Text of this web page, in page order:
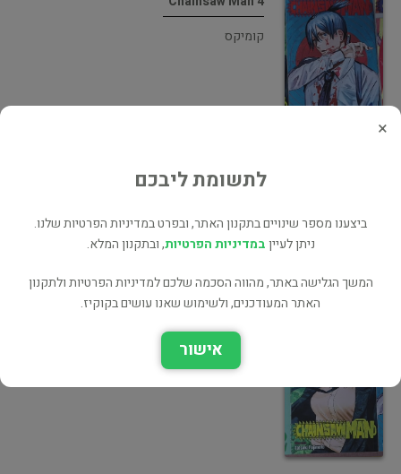
קומיקס
Chainsaw Man 3
Chainsaw Man 3
קומיקס
×
לתשומת ליבכם
ביצענו מספר שינויים בתקנון האתר, ובפרט במדיניות הפרטיות שלנו.
ניתן לעייןבמדיניות הפרטיות, ובתקנון המלא.
המשך הגלישה באתר, מהווה הסכמה שלכם למדיניות הפרטיות ולתקנון
האתר המעודכנים, ולשימוש שאנו עושים בקוקיז.
אישור